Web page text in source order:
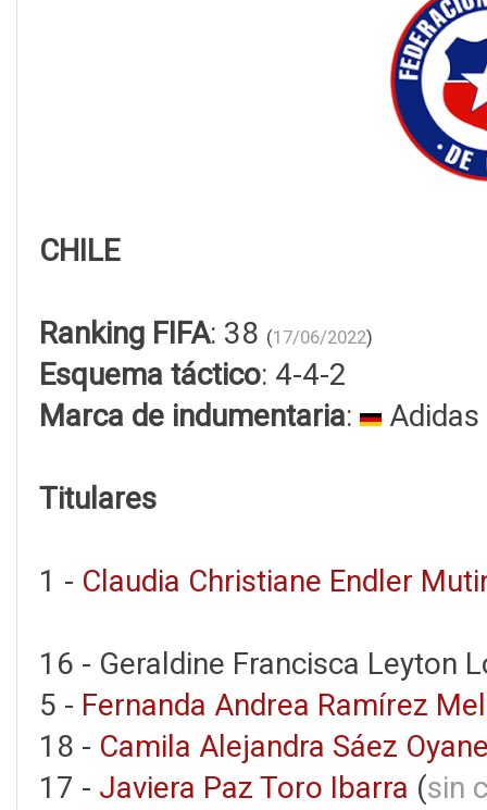
CHILE
Ranking FIFA: 38 (17/06/2022)
Esquema táctico: 4-4-2
Marca de indumentaria: Adidas
Titulares
1 - Claudia Christiane Endler
16 - Geraldine Francisca Leyton
5 - Fernanda Andrea Ramírez
18 - Camila Alejandra Sáez
17 - Javiera Paz Toro Ibarra (sin